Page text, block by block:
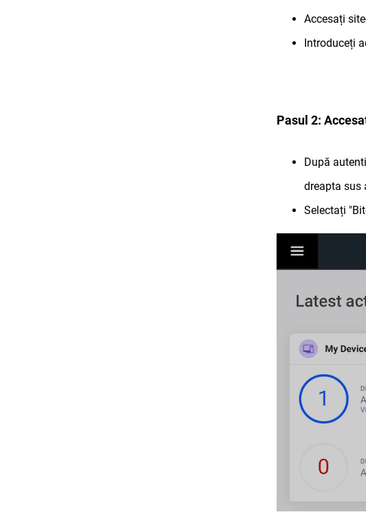
Accesați
Introduceți
Pasul 2:
După
dreapta sus
Selectați